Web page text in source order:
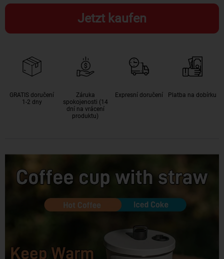
Jetzt kaufen
GRATIS doručení
1-2 dny
Záruka
spokojenosti (14
dní na vrácení
produktu)
Expresní doručení Platba na dobírku